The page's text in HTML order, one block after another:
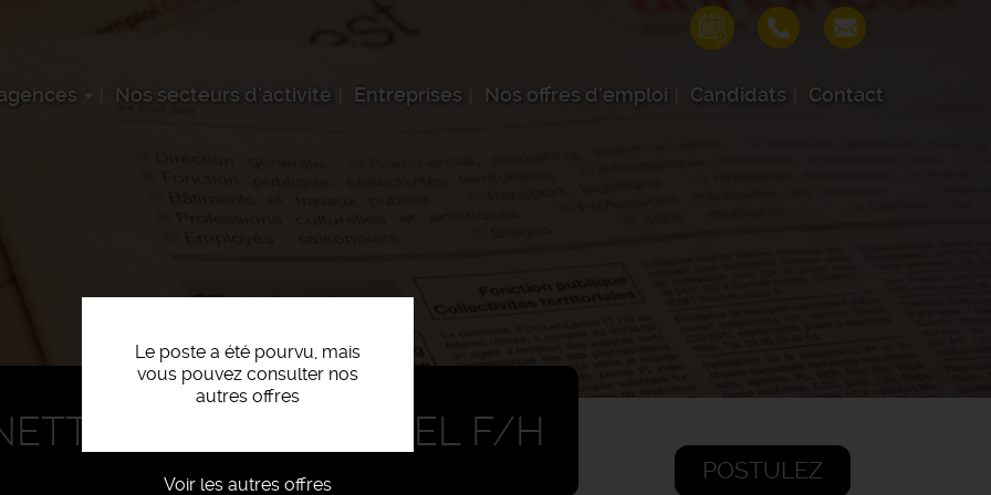
Nos secteurs d'activité Entreprises Nos offres d'emploi Candidats Contact
Le poste a été pourvu, mais
vous pouvez consulter nos
autres offres
Voir les autres offres
POSTULEZ
INDUSTRIEL F/H